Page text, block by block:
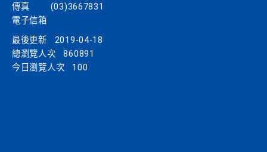
傳真
(03)3667831
電子信箱
最後更新
2019-04-18
總瀏覽人次
860891
今日瀏覽人次
100